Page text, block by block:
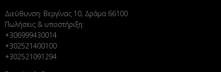
Διεύθυνση: Βεργίνας 10, Δράμα 66100
Πωλήσεις & υποστήριξη:
+306999430014
+302521400100
+302521091294